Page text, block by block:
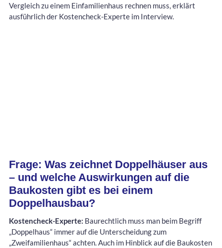
Vergleich zu einem Einfamilienhaus rechnen muss, erklärt
ausführlich der Kostencheck-Experte im Interview.
Frage: Was zeichnet Doppelhäuser aus
– und welche Auswirkungen auf die
Baukosten gibt es bei einem
Doppelhausbau?
Kostencheck-Experte: Baurechtlich muss man beim Begriff
„Doppelhaus“ immer auf die Unterscheidung zum
„Zweifamilienhaus“ achten. Auch im Hinblick auf die Baukosten